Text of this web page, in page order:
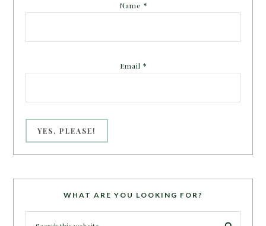
Name *
Email *
WHAT ARE YOU LOOKING FOR?